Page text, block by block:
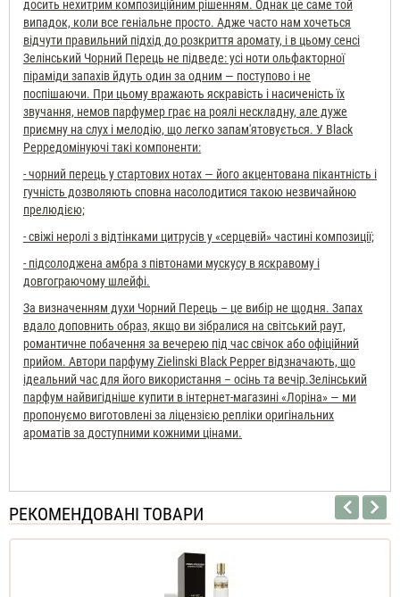
досить нехитрим композиційним рішенням. Однак це саме той
випадок, коли все геніальне просто. Адже часто нам хочеться
відчути правильний підхід до розкриття аромату, і в цьому сенсі
Зелінський Чорний Перець не підведе: усі ноти ольфакторної
піраміди запахів йдуть один за одним — поступово і не
поспішаючи. При цьому вражають яскравість і насиченість їх
звучання, немов парфумер грає на роялі нескладну, але дуже
приємну на слух і мелодію, що легко запам'ятовується. У Black
Peppeдомінуючі такі компоненти:
- чорний перець у стартових нотах — його акцентована пікантність і
гучність дозволяють сповна насолодитися такою незвичайною
прелюдією;
- свіжі неролі з відтінками цитрусів у «серцевій» частині композиції;
- підсолоджена амбра з півтонами мускусу в яскравому і
довгограючому шлейфі.
За визначенням духи Чорний Перець – це вибір не щодня. Запах
вдало доповнить образ, якщо ви зібралися на світський раут,
романтичне побачення за вечерею під час свічок або офіційний
прийом. Автори парфуму Zielinski Black Pepper відзначають, що
ідеальний час для його використання – осінь та вечір.Зелінський
парфум найвигідніше купити в інтернет-магазині «Лоріна» — ми
пропонуємо виготовлені за ліцензією репліки оригінальних
ароматів за доступними кожними цінами.
РЕКОМЕНДОВАНІ ТОВАРИ